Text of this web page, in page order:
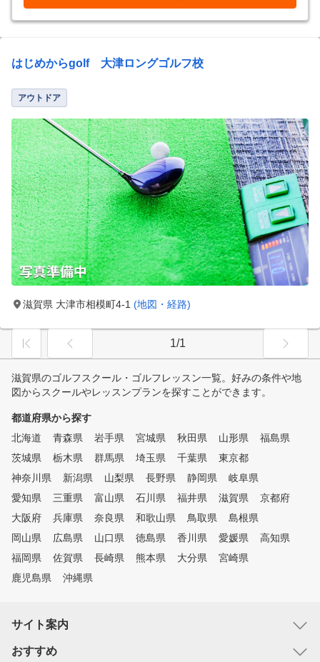
はじめからgolf 大津ロングゴルフ校
アウトドア
滋賀県 大津市相模町4-1 (地図・経路)
1/1
滋賀県のゴルフスクール・ゴルフレッスン一覧。好みの条件や地
図からスクールやレッスンプランを探すことができます。
都道府県から探す
北海道
青森県 岩手県 宮城県 秋田県 山形県
福島県
茨城県
栃木県 群馬県 埼玉県 千葉県
東京都
神奈川県
新潟県 山梨県 長野県 静岡県
岐阜県
愛知県
三重県 富山県 石川県 福井県 滋賀県
京都府
大阪府
兵庫県 奈良県 和歌山県 鳥取県
島根県
岡山県
広島県 山口県 徳島県 香川県 愛媛県
高知県
福岡県
佐賀県 長崎県 熊本県 大分県
宮崎県
鹿児島県
沖縄県
サイト案内
おすすめ